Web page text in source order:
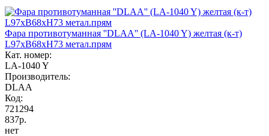
Фара противотуманная ''DLAA'' (LA-1040 Y) желтая (к-т)
L97хB68хH73 метал.прям
Кат. номер:
LA-1040 Y
Производитель:
DLAA
Код:
721294
837р.
нет